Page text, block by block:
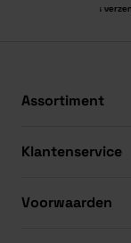
Boven 2.000 gratis
Assortiment
Klantenservice
Voorwaarden